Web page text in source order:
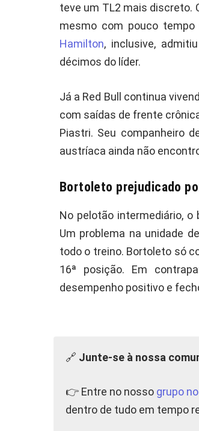
teve um TL2 mais discreto.
mesmo com pouco
Hamilton, inclusive,
décimos do líder.
Já a Red Bull continua
com saídas de frente
Piastri. Seu companheiro
austríaca ainda não
Bortoleto prejudicado
No pelotão intermediário, o
Um problema na unidade
todo o treino. Bortoleto só
16ª posição. Em
desempenho positivo e
🔗 Junte-se à nossa
👉 Entre no nosso grupo
dentro de tudo em tempo